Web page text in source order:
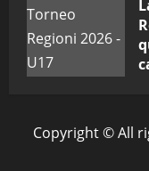
Copyright © All